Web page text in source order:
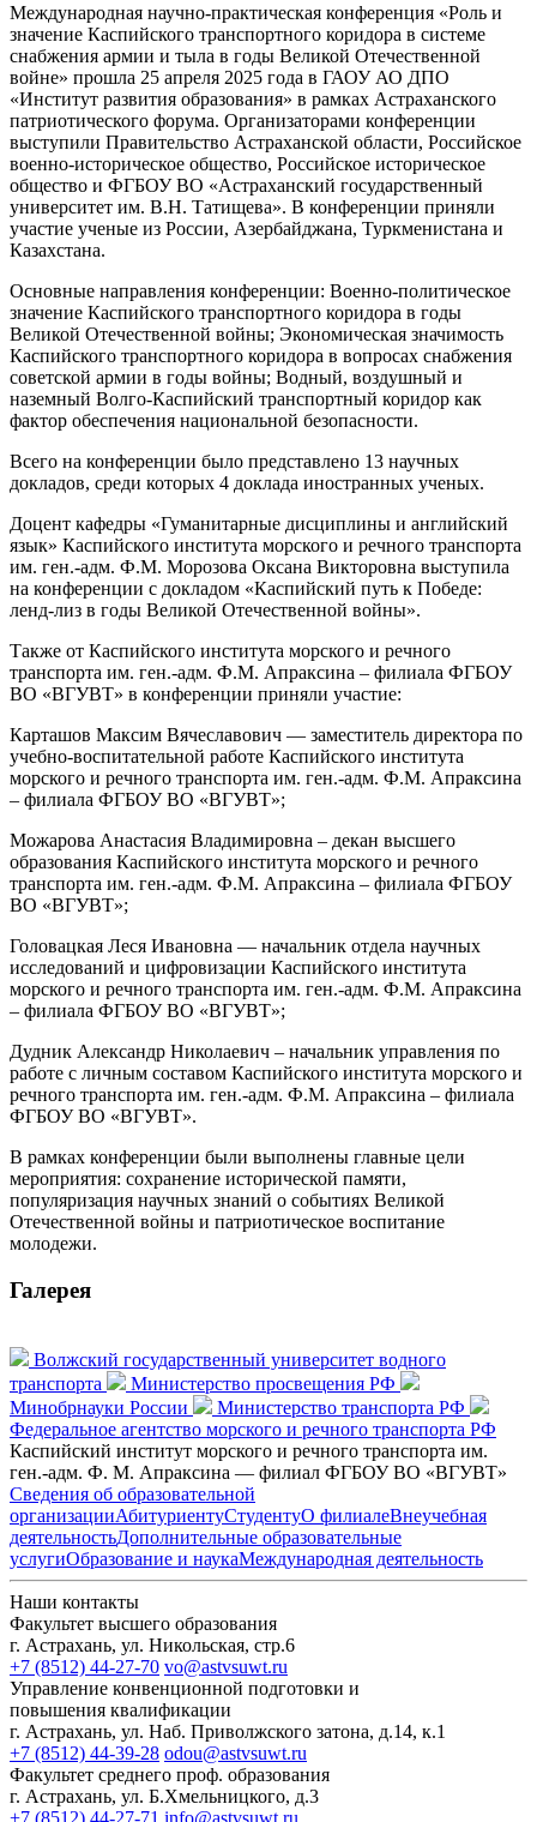
Международная научно-практическая конференция «Роль и
значение Каспийского транспортного коридора в системе
снабжения армии и тыла в годы Великой Отечественной
войне» прошла 25 апреля 2025 года в ГАОУ АО ДПО
«Институт развития образования» в рамках Астраханского
патриотического форума. Организаторами конференции
выступили Правительство Астраханской области, Российское
военно-историческое общество, Российское историческое
общество и ФГБОУ ВО «Астраханский государственный
университет им. В.Н. Татищева». В конференции приняли
участие ученые из России, Азербайджана, Туркменистана и
Казахстана.
Основные направления конференции: Военно-политическое
значение Каспийского транспортного коридора в годы
Великой Отечественной войны; Экономическая значимость
Каспийского транспортного коридора в вопросах снабжения
советской армии в годы войны; Водный, воздушный и
наземный Волго-Каспийский транспортный коридор как
фактор обеспечения национальной безопасности.
Всего на конференции было представлено 13 научных
докладов, среди которых 4 доклада иностранных ученых.
Доцент кафедры «Гуманитарные дисциплины и английский
язык» Каспийского института морского и речного транспорта
им. ген.-адм. Ф.М. Морозова Оксана Викторовна выступила
на конференции с докладом «Каспийский путь к Победе:
ленд-лиз в годы Великой Отечественной войны».
Также от Каспийского института морского и речного
транспорта им. ген.-адм. Ф.М. Апраксина – филиала ФГБОУ
ВО «ВГУВТ» в конференции приняли участие:
Карташов Максим Вячеславович — заместитель директора по
учебно-воспитательной работе Каспийского института
морского и речного транспорта им. ген.-адм. Ф.М. Апраксина
– филиала ФГБОУ ВО «ВГУВТ»;
Можарова Анастасия Владимировна – декан высшего
образования Каспийского института морского и речного
транспорта им. ген.-адм. Ф.М. Апраксина – филиала ФГБОУ
ВО «ВГУВТ»;
Головацкая Леся Ивановна — начальник отдела научных
исследований и цифровизации Каспийского института
морского и речного транспорта им. ген.-адм. Ф.М. Апраксина
– филиала ФГБОУ ВО «ВГУВТ»;
Дудник Александр Николаевич – начальник управления по
работе с личным составом Каспийского института морского и
речного транспорта им. ген.-адм. Ф.М. Апраксина – филиала
ФГБОУ ВО «ВГУВТ».
В рамках конференции были выполнены главные цели
мероприятия: сохранение исторической памяти,
популяризация научных знаний о событиях Великой
Отечественной войны и патриотическое воспитание
молодежи.
Галерея
Волжский государственный университет водного
транспорта
Министерство просвещения РФ
Минобрнауки России
Министерство транспорта РФ
Федеральное агентство морского и речного транспорта РФ
Каспийский институт морского и речного транспорта им.
ген.-адм. Ф. М. Апраксина — филиал ФГБОУ ВО «ВГУВТ»
Сведения об образовательной
организацииАбитуриентуСтудентуО филиалеВнеучебная
деятельностьДополнительные образовательные
услугиОбразование и наукаМеждународная деятельность
Наши контакты
Факультет высшего образования
г. Астрахань, ул. Никольская, стр.6
+7 (8512) 44-27-70 vo@astvsuwt.ru
Управление конвенционной подготовки и
повышения квалификации
г. Астрахань, ул. Наб. Приволжского затона, д.14, к.1
+7 (8512) 44-39-28 odou@astvsuwt.ru
Факультет среднего проф. образования
г. Астрахань, ул. Б.Хмельницкого, д.3